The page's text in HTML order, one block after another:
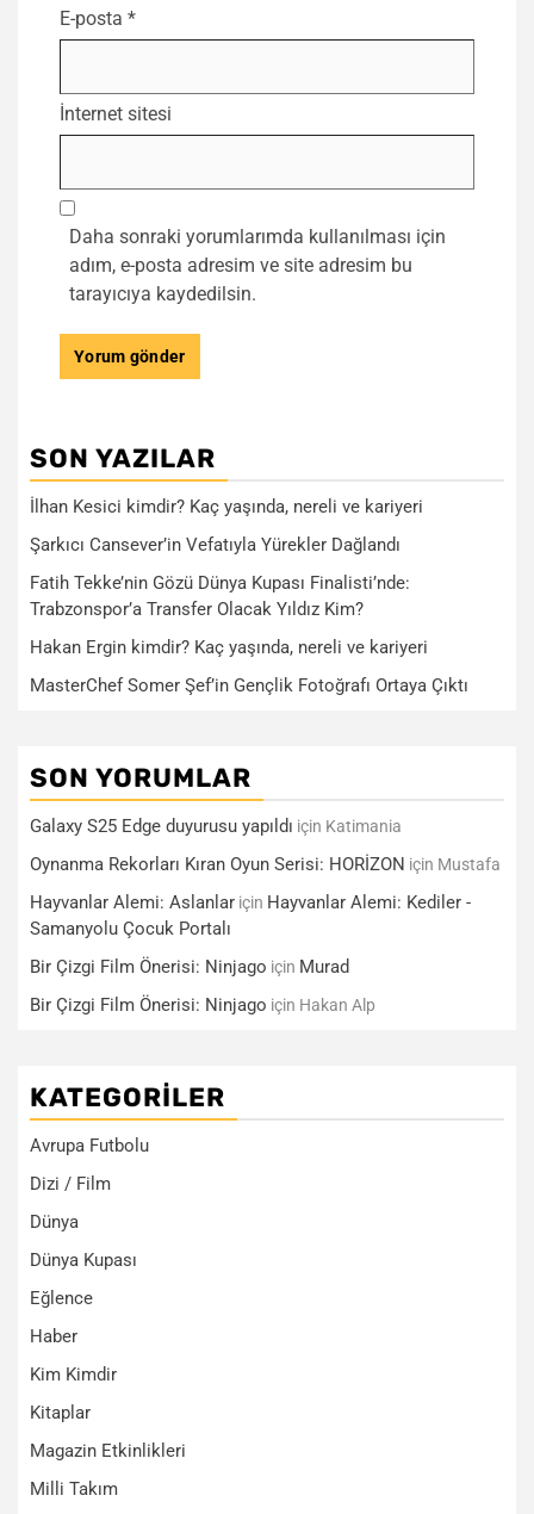
E-posta *
İnternet sitesi
Daha sonraki yorumlarımda kullanılması için
adım, e-posta adresim ve site adresim bu
tarayıcıya kaydedilsin.
SON YAZILAR
İlhan Kesici kimdir? Kaç yaşında, nereli ve kariyeri
Şarkıcı Cansever’in Vefatıyla Yürekler Dağlandı
Fatih Tekke’nin Gözü Dünya Kupası Finalisti’nde:
Trabzonspor’a Transfer Olacak Yıldız Kim?
Hakan Ergin kimdir? Kaç yaşında, nereli ve kariyeri
MasterChef Somer Şef’in Gençlik Fotoğrafı Ortaya Çıktı
SON YORUMLAR
Galaxy S25 Edge duyurusu yapıldı için Katimania
Oynanma Rekorları Kıran Oyun Serisi: HORİZON için Mustafa
Hayvanlar Alemi: Aslanlar için Hayvanlar Alemi: Kediler -
Samanyolu Çocuk Portalı
Bir Çizgi Film Önerisi: Ninjago için Murad
Bir Çizgi Film Önerisi: Ninjago için Hakan Alp
KATEGORILER
Avrupa Futbolu
Dizi / Film
Dünya
Dünya Kupası
Eğlence
Haber
Kim Kimdir
Kitaplar
Magazin Etkinlikleri
Milli Takım